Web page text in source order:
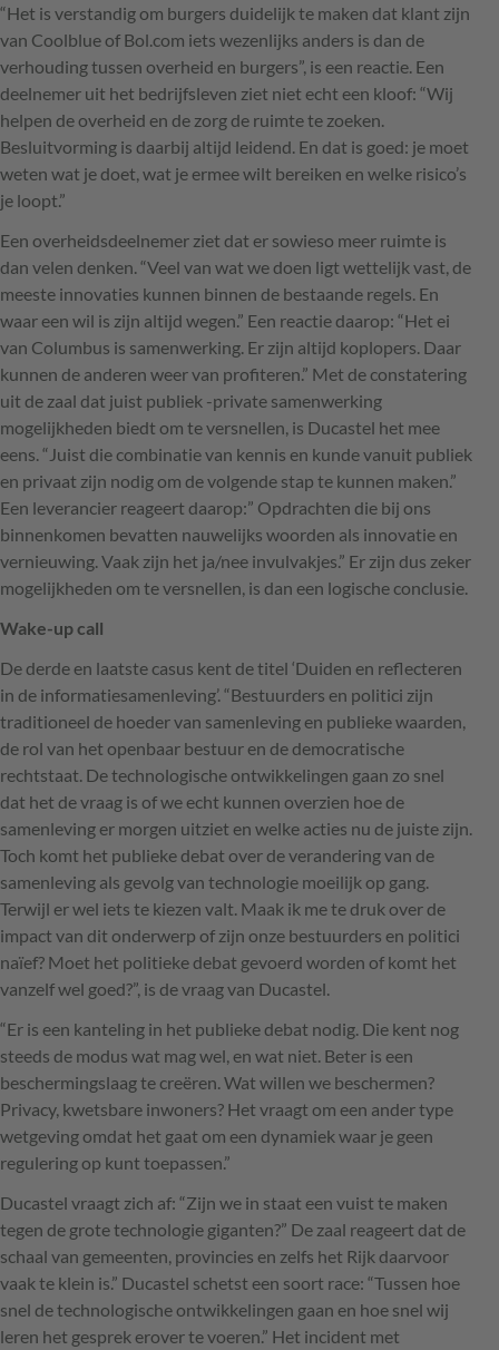
“Het is verstandig om burgers duidelijk te maken dat klant zijn
van Coolblue of Bol.com iets wezenlijks anders is dan de
verhouding tussen overheid en burgers”, is een reactie. Een
deelnemer uit het bedrijfsleven ziet niet echt een kloof: “Wij
helpen de overheid en de zorg de ruimte te zoeken.
Besluitvorming is daarbij altijd leidend. En dat is goed: je moet
weten wat je doet, wat je ermee wilt bereiken en welke risico’s
je loopt.”
Een overheidsdeelnemer ziet dat er sowieso meer ruimte is
dan velen denken. “Veel van wat we doen ligt wettelijk vast, de
meeste innovaties kunnen binnen de bestaande regels. En
waar een wil is zijn altijd wegen.” Een reactie daarop: “Het ei
van Columbus is samenwerking. Er zijn altijd koplopers. Daar
kunnen de anderen weer van profiteren.” Met de constatering
uit de zaal dat juist publiek -private samenwerking
mogelijkheden biedt om te versnellen, is Ducastel het mee
eens. “Juist die combinatie van kennis en kunde vanuit publiek
en privaat zijn nodig om de volgende stap te kunnen maken.”
Een leverancier reageert daarop:” Opdrachten die bij ons
binnenkomen bevatten nauwelijks woorden als innovatie en
vernieuwing. Vaak zijn het ja/nee invulvakjes.” Er zijn dus zeker
mogelijkheden om te versnellen, is dan een logische conclusie.
Wake-up call
De derde en laatste casus kent de titel ‘Duiden en reflecteren
in de informatiesamenleving’. “Bestuurders en politici zijn
traditioneel de hoeder van samenleving en publieke waarden,
de rol van het openbaar bestuur en de democratische
rechtstaat. De technologische ontwikkelingen gaan zo snel
dat het de vraag is of we echt kunnen overzien hoe de
samenleving er morgen uitziet en welke acties nu de juiste zijn.
Toch komt het publieke debat over de verandering van de
samenleving als gevolg van technologie moeilijk op gang.
Terwijl er wel iets te kiezen valt. Maak ik me te druk over de
impact van dit onderwerp of zijn onze bestuurders en politici
naïef? Moet het politieke debat gevoerd worden of komt het
vanzelf wel goed?”, is de vraag van Ducastel.
“Er is een kanteling in het publieke debat nodig. Die kent nog
steeds de modus wat mag wel, en wat niet. Beter is een
beschermingslaag te creëren. Wat willen we beschermen?
Privacy, kwetsbare inwoners? Het vraagt om een ander type
wetgeving omdat het gaat om een dynamiek waar je geen
regulering op kunt toepassen.”
Ducastel vraagt zich af: “Zijn we in staat een vuist te maken
tegen de grote technologie giganten?” De zaal reageert dat de
schaal van gemeenten, provincies en zelfs het Rijk daarvoor
vaak te klein is.” Ducastel schetst een soort race: “Tussen hoe
snel de technologische ontwikkelingen gaan en hoe snel wij
leren het gesprek erover te voeren.” Het incident met